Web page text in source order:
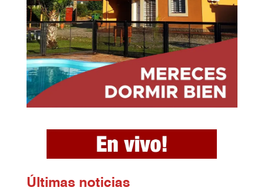
Ú ltimas noticias